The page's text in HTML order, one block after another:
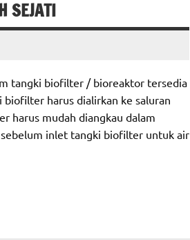
SEJATI
tangki biofilter / bioreaktor tersedia
harus dialirkan ke saluran
harus mudah diangkau dalam
sebelum inlet tangki biofilter untuk air